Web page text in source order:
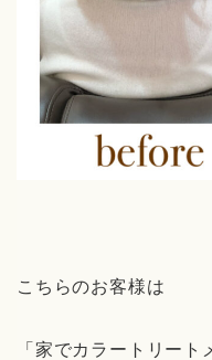
こちらのお客様は
「家でカラートリー